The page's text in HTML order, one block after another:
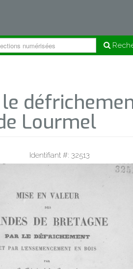
Lourmel
Identifiant #: 32513